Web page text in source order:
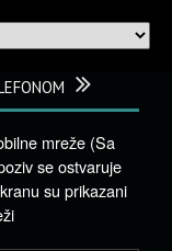
mreže (Sa
se ostvaruje
su prikazani